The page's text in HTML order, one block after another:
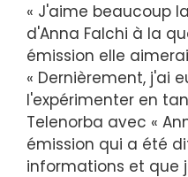
« J'aime beaucoup
d'Anna Falchi à la
émission elle
« Dernièrement, j'ai
l'expérimenter en
Telenorba avec «
émission qui a été
informations et que